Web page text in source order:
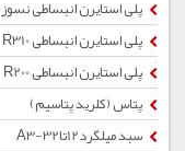
پلی استایرن انبساطی نسوز F200
پلی استایرن انبساطی R310
پلی استایرن انبساطی R200
پتاس (کلرید پتاسیم)
سبد میلگرد12تا32-A3